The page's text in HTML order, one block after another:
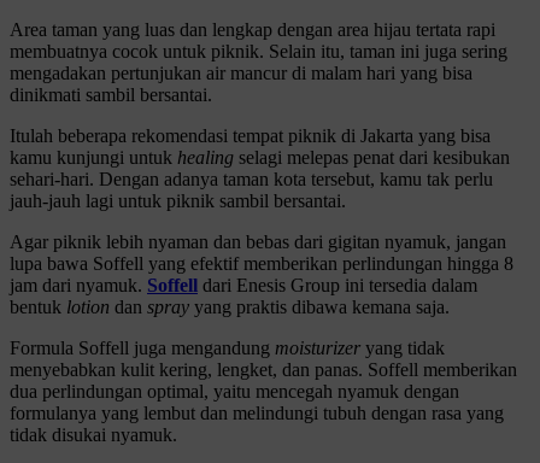
Area taman yang luas dan lengkap dengan area hijau tertata rapi
membuatnya cocok untuk piknik. Selain itu, taman ini juga sering
mengadakan pertunjukan air mancur di malam hari yang bisa
dinikmati sambil bersantai.
Itulah beberapa rekomendasi tempat piknik di Jakarta yang bisa
kamu kunjungi untuk healing selagi melepas penat dari kesibukan
sehari-hari. Dengan adanya taman kota tersebut, kamu tak perlu
jauh-jauh lagi untuk piknik sambil bersantai.
Agar piknik lebih nyaman dan bebas dari gigitan nyamuk, jangan
lupa bawa Soffell yang efektif memberikan perlindungan hingga 8
jam dari nyamuk. Soffell dari Enesis Group ini tersedia dalam
bentuk lotion dan spray yang praktis dibawa kemana saja.
Formula Soffell juga mengandung moisturizer yang tidak
menyebabkan kulit kering, lengket, dan panas. Soffell memberikan
dua perlindungan optimal, yaitu mencegah nyamuk dengan
formulanya yang lembut dan melindungi tubuh dengan rasa yang
tidak disukai nyamuk.